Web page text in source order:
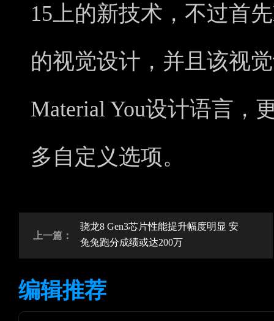
15上的新技术，不过首
的视觉设计，并且该视
Material You设计语言，
多自定义选项。
上一篇：
骁龙8 Gen3芯片性能提升幅度明显 安
兔兔跑分成绩或达200万
编辑推荐